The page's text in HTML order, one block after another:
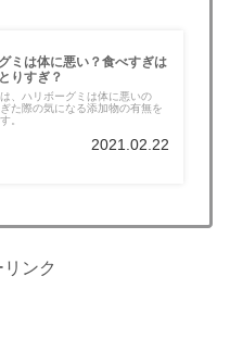
ミは体に悪い？食べすぎは
りすぎ？
、ハリボーグミは体に悪いの
た際の気になる添加物の有無を
。
2021.02.22
ンク